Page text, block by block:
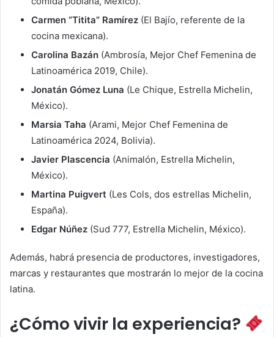
Carmen “Titita” Ramírez (El Bajío, referente de la
cocina mexicana).
Carolina Bazán (Ambrosía, Mejor Chef Femenina de
Latinoamérica 2019, Chile).
Jonatán Gómez Luna (Le Chique, Estrella Michelin,
México).
Marsia Taha (Arami, Mejor Chef Femenina de
Latinoamérica 2024, Bolivia).
Javier Plascencia (Animalón, Estrella Michelin,
México).
Martina Puigvert (Les Cols, dos estrellas Michelin,
España).
Edgar Núñez (Sud 777, Estrella Michelin, México).
Además, habrá presencia de productores, investigadores,
marcas y restaurantes que mostrarán lo mejor de la cocina
latina.
¿Cómo vivir la experiencia?